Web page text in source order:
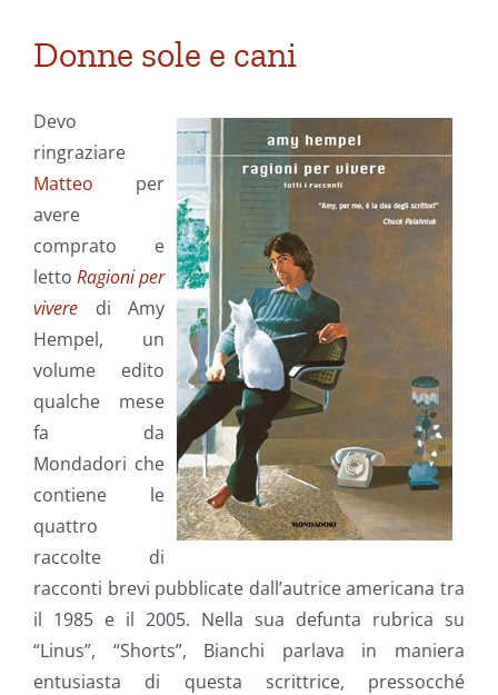
Donne sole e cani
Devo
ringraziare
Matteo per
avere
comprato e
letto Ragioni per
vivere di Amy
Hempel, un
volume edito
qualche mese
fa da
Mondadori che
contiene le
quattro
raccolte di
racconti brevi pubblicate dall’autrice americana tra
il 1985 e il 2005. Nella sua defunta rubrica su
“Linus”, “Shorts”, Bianchi parlava in maniera
entusiasta di questa scrittrice, pressocché